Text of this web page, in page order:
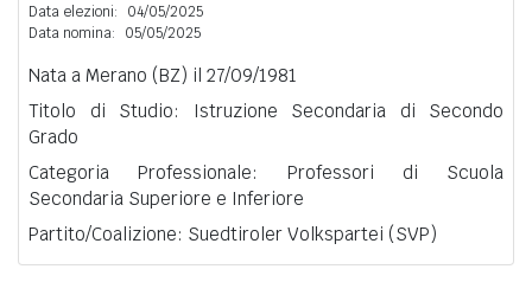
Data elezioni:
04/05/2025
Data nomina:
05/05/2025
Nata a Merano (BZ) il 27/09/1981
Titolo di Studio: Istruzione Secondaria di Secondo
Grado
Categoria Professionale: Professori di Scuola
Secondaria Superiore e Inferiore
Partito/Coalizione: Suedtiroler Volkspartei (SVP)